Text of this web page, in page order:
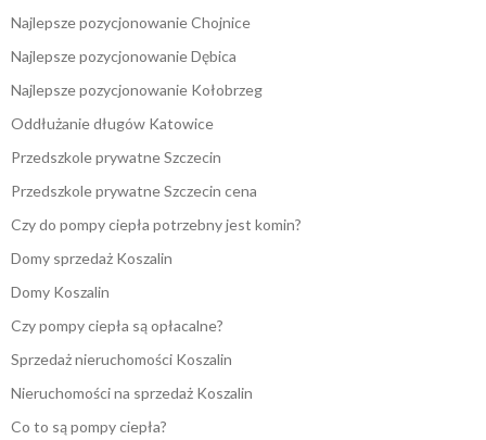
Najlepsze pozycjonowanie Chojnice
Najlepsze pozycjonowanie Dębica
Najlepsze pozycjonowanie Kołobrzeg
Oddłużanie długów Katowice
Przedszkole prywatne Szczecin
Przedszkole prywatne Szczecin cena
Czy do pompy ciepła potrzebny jest komin?
Domy sprzedaż Koszalin
Domy Koszalin
Czy pompy ciepła są opłacalne?
Sprzedaż nieruchomości Koszalin
Nieruchomości na sprzedaż Koszalin
Co to są pompy ciepła?